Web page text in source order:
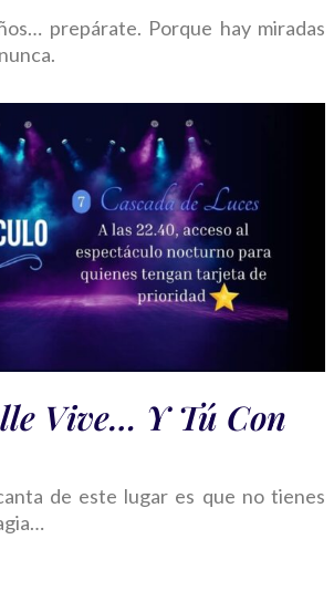
prepárate. Porque hay miradas
Vive… Y Tú Con
de este lugar es que no tienes